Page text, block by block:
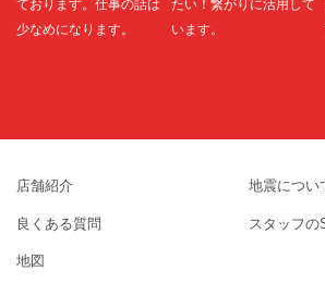
少なめになります。
います。
店舗紹介 地震につい
良くある質問 スタッフの
地図